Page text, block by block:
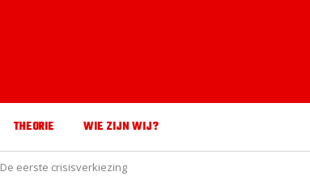
THEORIE WIE ZIJN WIJ?
De eerste crisisverkiezing